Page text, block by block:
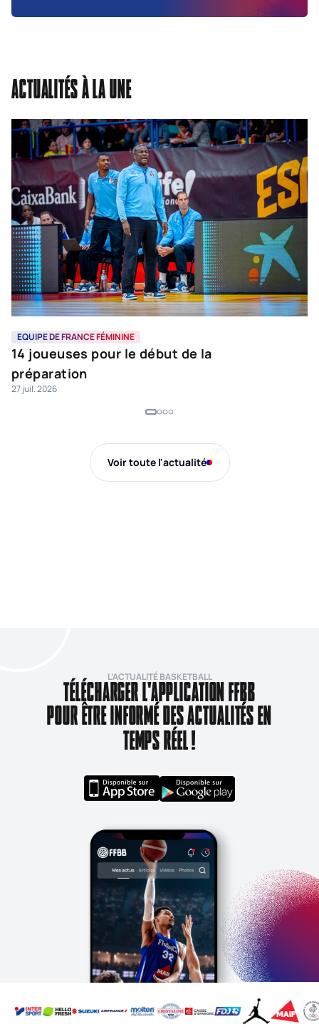
ACTUALITÉS À LA UNE
EQUIPE DE FRANCE FÉMININE
14 joueuses pour le début de la
préparation
27 juil. 2026
Voir toute l'actualité
L’ACTUALITÉ BASKETBALL
TÉLÉCHARGER L'APPLICATION FFBB
POUR ÊTRE INFORMÉ DES ACTUALITÉS EN
TEMPS RÉEL !